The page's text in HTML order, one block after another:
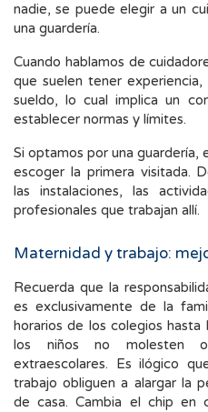
nadie, se puede elegir a un
una guardería.
Cuando hablamos de
que suelen tener
sueldo, lo cual implica un
establecer normas y límites.
Si optamos por una guardería,
escoger la primera visitada.
las instalaciones, las
profesionales que trabajan allí.
Maternidad y trabajo:
Recuerda que la
es exclusivamente de la
horarios de los colegios
los niños no molesten
extraescolares. Es ilógico
trabajo obliguen a alargar la
de casa. Cambia el chip en